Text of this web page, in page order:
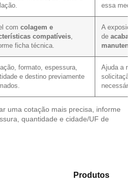
essa
com colagem e
compatíveis
ficha técnica.
A
de
formato, espessura,
e destino previamente
Ajuda a
solicitação,
necessário.
uma cotação mais precisa, informe
quantidade e cidade/UF de
Produtose